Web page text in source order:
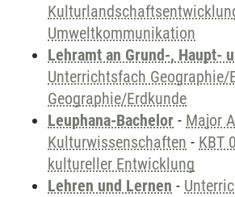
Umweltkommunikation
Lehramt an Grund-, Haupt-
Unterrichtsfach Geographie/
Geographie/Erdkunde
Leuphana-Bachelor - Major
Kulturwissenschaften - KBT
kultureller Entwicklung
Lehren und Lernen -